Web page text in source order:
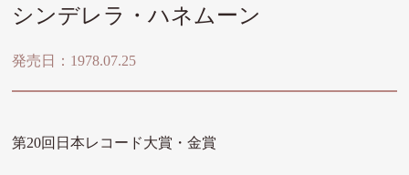
シンデレラ・ハネムーン
発売日：1978.07.25
第20回日本レコード大賞・金賞